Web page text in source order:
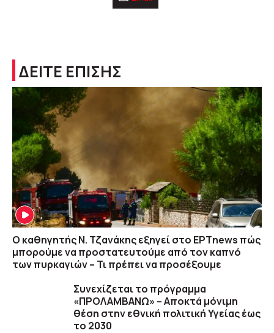
ΔΕΙΤΕ ΕΠΙΣΗΣ
Ο καθηγητής Ν. Τζανάκης εξηγεί στο ΕΡΤnews πώς
μπορούμε να προστατευτούμε από τον καπνό
των πυρκαγιών – Τι πρέπει να προσέξουμε
Συνεχίζεται το πρόγραμμα
«ΠΡΟΛΑΜΒΑΝΩ» – Αποκτά μόνιμη
θέση στην εθνική πολιτική Υγείας έως
το 2030